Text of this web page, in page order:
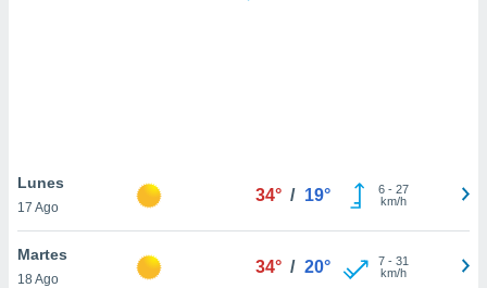
únicos
similares
como
Lunes
17 Ago
34° / 19° 6- 27
km/h
Martes
18 Ago
34° / 20° 7- 31
km/h